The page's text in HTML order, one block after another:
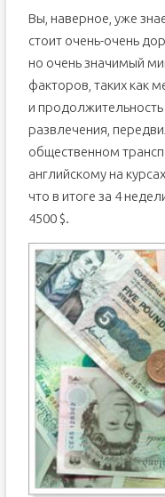
Вы, наверное, уже
стоит очень-очень
но очень значимый
факторов, таких как
и продолжительность
развлечения,
общественном
английскому на
что в итоге за 4
4500 $.